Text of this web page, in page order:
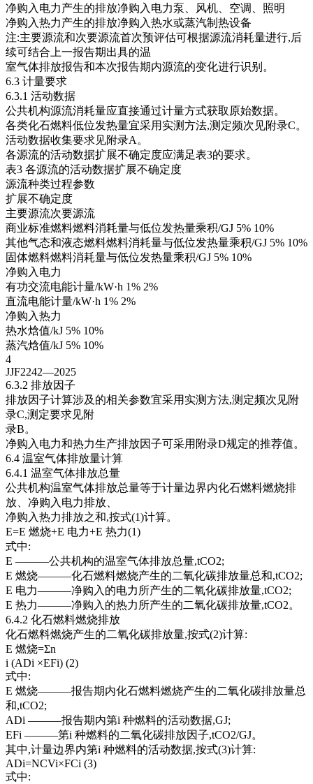
净购入电力产生的排放净购入电力泵、风机、空调、照明
净购入热力产生的排放净购入热水或蒸汽制热设备
注:主要源流和次要源流首次预评估可根据源流消耗量进行,后
续可结合上一报告期出具的温
室气体排放报告和本次报告期内源流的变化进行识别。
6.3 计量要求
6.3.1 活动数据
公共机构源流消耗量应直接通过计量方式获取原始数据。
各类化石燃料低位发热量宜采用实测方法,测定频次见附录C。
活动数据收集要求见附录A。
各源流的活动数据扩展不确定度应满足表3的要求。
表3 各源流的活动数据扩展不确定度
源流种类过程参数
扩展不确定度
主要源流次要源流
商业标准燃料燃料消耗量与低位发热量乘积/GJ 5% 10%
其他气态和液态燃料燃料消耗量与低位发热量乘积/GJ 5% 10%
固体燃料燃料消耗量与低位发热量乘积/GJ 5% 10%
净购入电力
有功交流电能计量/kW·h 1% 2%
直流电能计量/kW·h 1% 2%
净购入热力
热水焓值/kJ 5% 10%
蒸汽焓值/kJ 5% 10%
4
JJF2242—2025
6.3.2 排放因子
排放因子计算涉及的相关参数宜采用实测方法,测定频次见附
录C,测定要求见附
录B。
净购入电力和热力生产排放因子可采用附录D规定的推荐值。
6.4 温室气体排放量计算
6.4.1 温室气体排放总量
公共机构温室气体排放总量等于计量边界内化石燃料燃烧排
放、净购入电力排放、
净购入热力排放之和,按式(1)计算。
E=E 燃烧+E 电力+E 热力(1)
式中:
E ———公共机构的温室气体排放总量,tCO2;
E 燃烧———化石燃料燃烧产生的二氧化碳排放量总和,tCO2;
E 电力———净购入的电力所产生的二氧化碳排放量,tCO2;
E 热力———净购入的热力所产生的二氧化碳排放量,tCO2。
6.4.2 化石燃料燃烧排放
化石燃料燃烧产生的二氧化碳排放量,按式(2)计算:
E 燃烧=Σn
i (ADi ×EFi) (2)
式中:
E 燃烧———报告期内化石燃料燃烧产生的二氧化碳排放量总
和,tCO2;
ADi ———报告期内第i 种燃料的活动数据,GJ;
EFi ———第i 种燃料的二氧化碳排放因子,tCO2/GJ。
其中,计量边界内第i 种燃料的活动数据,按式(3)计算:
ADi=NCVi×FCi (3)
式中: